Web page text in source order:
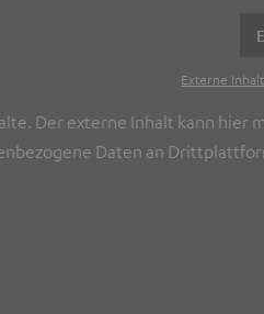
Externe
Der externe Inhalt kann
Daten an